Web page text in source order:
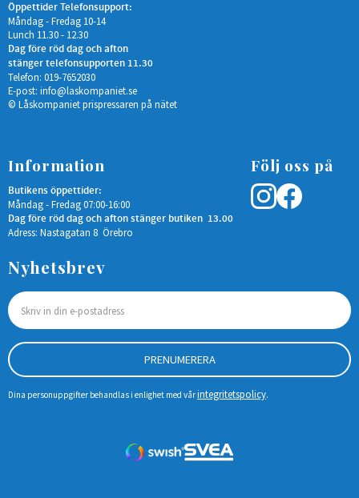
Öppettider Telefonsupport:
Måndag - Fredag 10-14
Lunch 11.30 - 12.30
Dag före röd dag och afton
stänger telefonsupporten 11.30
Telefon: 019-7652030
E-post: info@laskompaniet.se
© Låskompaniet prispressaren på nätet
Information
Butikens öppettider:
Måndag - Fredag 07:00-16:00
Dag före röd dag och afton stänger butiken 13.00
Adress: Nastagatan 8 Örebro
Följ oss på
Nyhetsbrev
PRENUMERERA
Dina personuppgifter behandlas i enlighet med vårintegritetspolicy.